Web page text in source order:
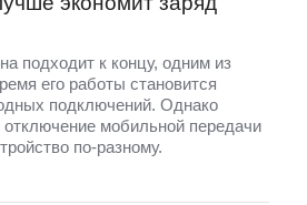
подходит к концу, одним из
его работы становится
подключений. Однако
мобильной передачи
по-разному.